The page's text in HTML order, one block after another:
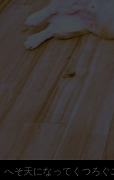
へそ天になってくつろ